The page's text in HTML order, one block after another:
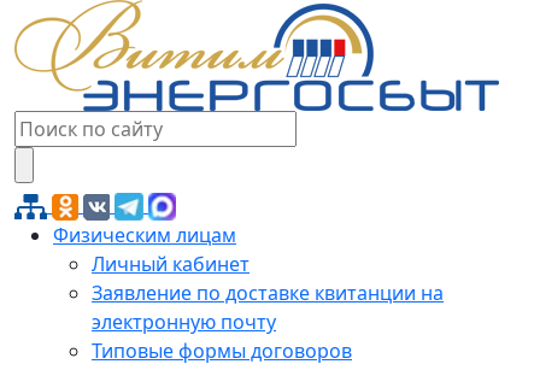
Физическим лицам
Личный кабинет
Заявление по доставке квитанции на
электронную почту
Типовые формы договоров